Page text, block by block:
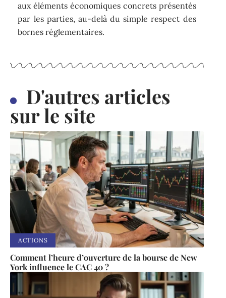
aux éléments économiques concrets présentés
par les parties, au-delà du simple respect des
bornes réglementaires.
D'autres articles
sur le site
ACTIONS
Comment l’heure d’ouverture de la bourse de New
York influence le CAC 40 ?